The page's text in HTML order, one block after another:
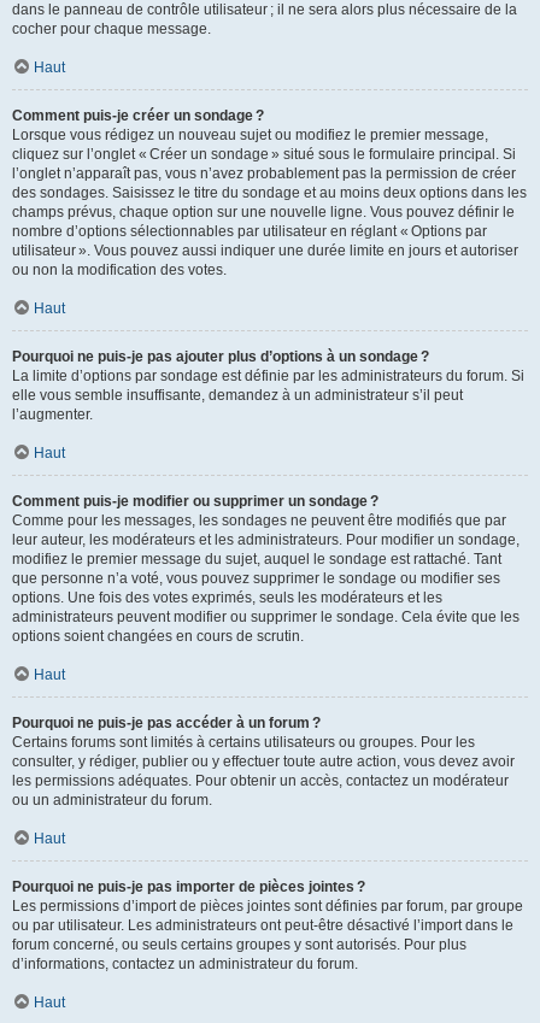
dans le panneau de contrôle utilisateur ; il ne sera alors plus nécessaire de la
cocher pour chaque message.
Haut
Comment puis-je créer un sondage ?
Lorsque vous rédigez un nouveau sujet ou modifiez le premier message,
cliquez sur l’onglet « Créer un sondage » situé sous le formulaire principal. Si
l’onglet n’apparaît pas, vous n’avez probablement pas la permission de créer
des sondages. Saisissez le titre du sondage et au moins deux options dans les
champs prévus, chaque option sur une nouvelle ligne. Vous pouvez définir le
nombre d’options sélectionnables par utilisateur en réglant « Options par
utilisateur ». Vous pouvez aussi indiquer une durée limite en jours et autoriser
ou non la modification des votes.
Haut
Pourquoi ne puis-je pas ajouter plus d’options à un sondage ?
La limite d’options par sondage est définie par les administrateurs du forum. Si
elle vous semble insuffisante, demandez à un administrateur s’il peut
l’augmenter.
Haut
Comment puis-je modifier ou supprimer un sondage ?
Comme pour les messages, les sondages ne peuvent être modifiés que par
leur auteur, les modérateurs et les administrateurs. Pour modifier un sondage,
modifiez le premier message du sujet, auquel le sondage est rattaché. Tant
que personne n’a voté, vous pouvez supprimer le sondage ou modifier ses
options. Une fois des votes exprimés, seuls les modérateurs et les
administrateurs peuvent modifier ou supprimer le sondage. Cela évite que les
options soient changées en cours de scrutin.
Haut
Pourquoi ne puis-je pas accéder à un forum ?
Certains forums sont limités à certains utilisateurs ou groupes. Pour les
consulter, y rédiger, publier ou y effectuer toute autre action, vous devez avoir
les permissions adéquates. Pour obtenir un accès, contactez un modérateur
ou un administrateur du forum.
Haut
Pourquoi ne puis-je pas importer de pièces jointes ?
Les permissions d’import de pièces jointes sont définies par forum, par groupe
ou par utilisateur. Les administrateurs ont peut-être désactivé l’import dans le
forum concerné, ou seuls certains groupes y sont autorisés. Pour plus
d’informations, contactez un administrateur du forum.
Haut